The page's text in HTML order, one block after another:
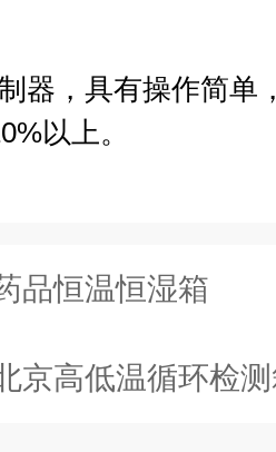
器，具有操作简单
以上。
品恒温恒湿箱
京高低温循环检